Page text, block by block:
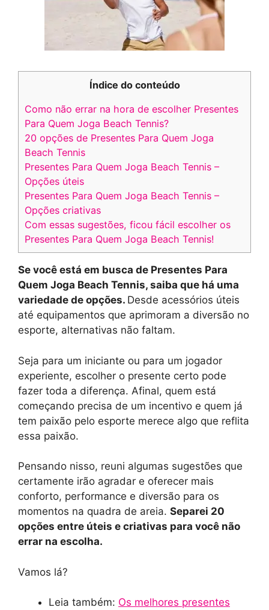
Índice do conteúdo
Como não errar na hora de escolher Presentes
Para Quem Joga Beach Tennis?
20 opções de Presentes Para Quem Joga
Beach Tennis
Presentes Para Quem Joga Beach Tennis –
Opções úteis
Presentes Para Quem Joga Beach Tennis –
Opções criativas
Com essas sugestões, ficou fácil escolher os
Presentes Para Quem Joga Beach Tennis!
Se você está em busca de Presentes Para
Quem Joga Beach Tennis, saiba que há uma
variedade de opções. Desde acessórios úteis
até equipamentos que aprimoram a diversão no
esporte, alternativas não faltam.
Seja para um iniciante ou para um jogador
experiente, escolher o presente certo pode
fazer toda a diferença. Afinal, quem está
começando precisa de um incentivo e quem já
tem paixão pelo esporte merece algo que reflita
essa paixão.
Pensando nisso, reuni algumas sugestões que
certamente irão agradar e oferecer mais
conforto, performance e diversão para os
momentos na quadra de areia. Separei 20
opções entre úteis e criativas para você não
errar na escolha.
Vamos lá?
Leia também: Os melhores presentes